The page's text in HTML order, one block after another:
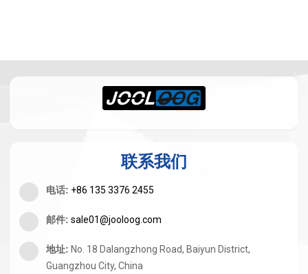
联系我们
电话: +86 135 3376 2455
邮件: sale01@jooloog.com
地址: No. 18 Dalangzhong Road, Baiyun District,
Guangzhou City, China